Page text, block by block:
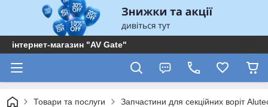
інтернет-магазин "AV Gate"
Товари та послуги Запчастини для секційних воріт